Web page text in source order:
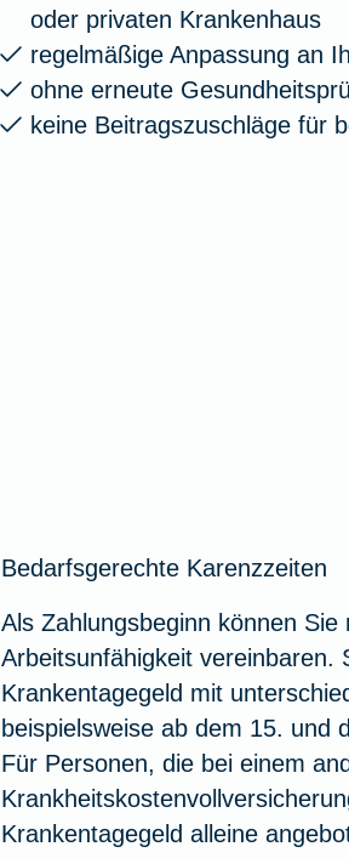
oder privaten Krankenhaus
regelmäßige Anpassung an
ohne erneute
keine Beitragszuschläge für
Bedarfsgerechte Karenzzeiten
Als Zahlungsbeginn können
Arbeitsunfähigkeit vereinbaren.
Krankentagegeld mit
beispielsweise ab dem 15. und
Für Personen, die bei einem
Krankentagegeld alleine